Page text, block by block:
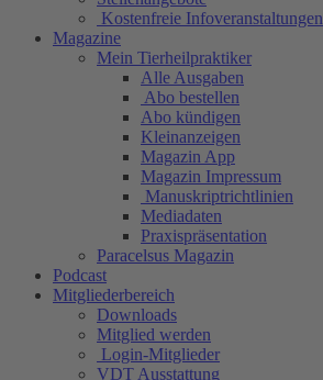
Kostenfreie Infoveranstaltungen
Magazine
Mein Tierheilpraktiker
Alle Ausgaben
Abo bestellen
Abo kündigen
Kleinanzeigen
Magazin App
Magazin Impressum
Manuskriptrichtlinien
Mediadaten
Praxispräsentation
Paracelsus Magazin
Podcast
Mitgliederbereich
Downloads
Mitglied werden
Login-Mitglieder
VDT Ausstattung